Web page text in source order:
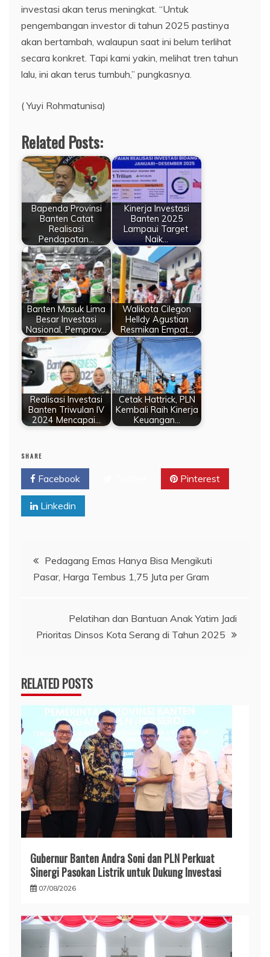
investasi akan terus meningkat. “Untuk
pengembangan investor di tahun 2025 pastinya
akan bertambah, walaupun saat ini belum terlihat
secara konkret. Tapi kami yakin, melihat tren tahun
lalu, ini akan terus tumbuh,” pungkasnya.
( Yuyi Rohmatunisa)
Related Posts:
Bapenda Provinsi
Banten Catat
Realisasi
Pendapatan…
Kinerja Investasi
Banten 2025
Lampaui Target
Naik…
Banten Masuk Lima
Besar Investasi
Nasional, Pemprov…
Walikota Cilegon
Helldy Agustian
Resmikan Empat…
Realisasi Investasi
Banten Triwulan IV
2024 Mencapai…
Cetak Hattrick, PLN
Kembali Raih Kinerja
Keuangan…
SHARE
Facebook Pinterest
Linkedin
Navigasi
pos
Pedagang Emas Hanya Bisa Mengikuti
Pasar, Harga Tembus 1,75 Juta per Gram
Pelatihan dan Bantuan Anak Yatim Jadi
Prioritas Dinsos Kota Serang di Tahun 2025
RELATED POSTS
Gubernur Banten Andra Soni dan PLN Perkuat
Sinergi Pasokan Listrik untuk Dukung Investasi
07/08/2026